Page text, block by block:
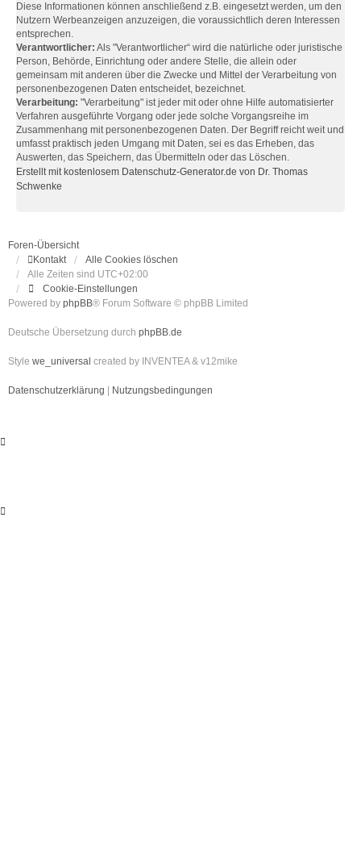
Diese Informationen können anschließend z.B. eingesetzt werden, um den
Nutzern Werbeanzeigen anzuzeigen, die voraussichtlich deren Interessen
entsprechen.
Verantwortlicher: Als "Verantwortlicher“ wird die natürliche oder juristische
Person, Behörde, Einrichtung oder andere Stelle, die allein oder
gemeinsam mit anderen über die Zwecke und Mittel der Verarbeitung von
personenbezogenen Daten entscheidet, bezeichnet.
Verarbeitung: "Verarbeitung" ist jeder mit oder ohne Hilfe automatisierter
Verfahren ausgeführte Vorgang oder jede solche Vorgangsreihe im
Zusammenhang mit personenbezogenen Daten. Der Begriff reicht weit und
umfasst praktisch jeden Umgang mit Daten, sei es das Erheben, das
Auswerten, das Speichern, das Übermitteln oder das Löschen.
Erstellt mit kostenlosem Datenschutz-Generator.de von Dr. Thomas
Schwenke
Foren-Übersicht
Kontakt
Alle Cookies löschen
Alle Zeiten sind UTC+02:00
Cookie-Einstellungen
Powered by phpBB® Forum Software © phpBB Limited
Deutsche Übersetzung durch phpBB.de
Style we_universal created by INVENTEA & v12mike
Datenschutzerklärung Nutzungsbedingungen